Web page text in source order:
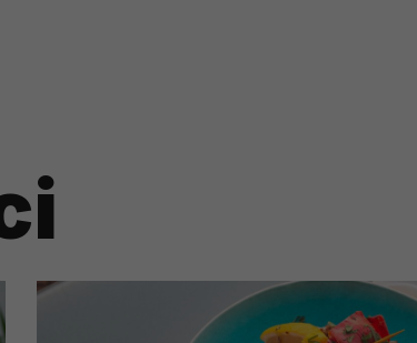
do Twoich potrzeb i zainteresowań,
nam udoskonalać nasze usługi i sprawić, że
naszych usług oraz podmiotom
organy ścigania – oczywiście tylko gdy wystąpią
że na większości stron internetowych dane o
Twoich danych?
dostępu do danych, sprostowania, usunięcia